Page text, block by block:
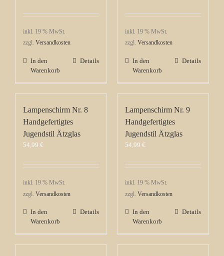
inkl. 19 % MwSt.
zzgl. Versandkosten
In den
Warenkorb
Details
inkl. 19 % MwSt.
zzgl. Versandkosten
In den
Warenkorb
Details
Lampenschirm Nr. 8
Handgefertigtes
Jugendstil Ätzglas
54,99 €
inkl. 19 % MwSt.
zzgl. Versandkosten
In den
Warenkorb
Details
Lampenschirm Nr. 9
Handgefertigtes
Jugendstil Ätzglas
54,99 €
inkl. 19 % MwSt.
zzgl. Versandkosten
In den
Warenkorb
Details